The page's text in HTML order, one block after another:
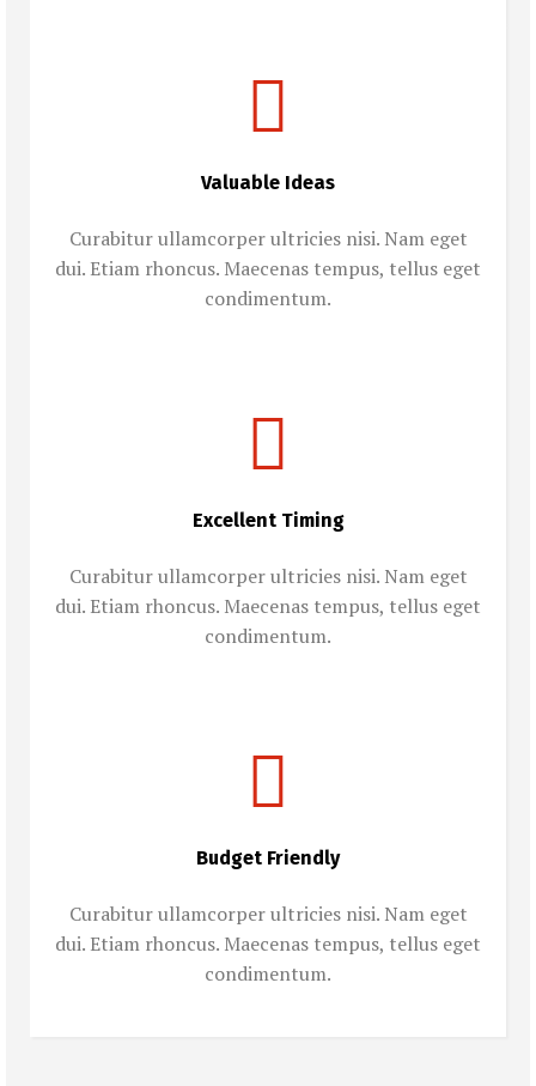
Valuable Ideas
Curabitur ullamcorper ultricies nisi. Nam eget
dui. Etiam rhoncus. Maecenas tempus, tellus eget
condimentum.
Excellent Timing
Curabitur ullamcorper ultricies nisi. Nam eget
dui. Etiam rhoncus. Maecenas tempus, tellus eget
condimentum.
Budget Friendly
Curabitur ullamcorper ultricies nisi. Nam eget
dui. Etiam rhoncus. Maecenas tempus, tellus eget
condimentum.